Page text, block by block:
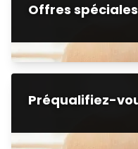
Offres spéciales
Préqualifiez-